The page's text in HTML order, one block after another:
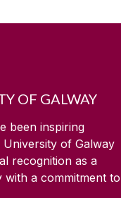
OF GALWAY
been inspiring
University of Galway
recognition as a
with a commitment to